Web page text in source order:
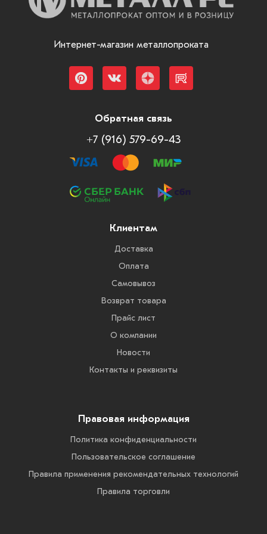
Товаров
горячекатаный
7
Интернет-магазин металлопроката
Обратная связь
+7 (916) 579-69-43
Клиентам
Доставка
Оплата
Самовывоз
Возврат товара
Прайс лист
О компании
Новости
Контакты и реквизиты
Правовая информация
Политика конфиденциальности
Пользовательское соглашение
Правила применения рекомендательных технологий
Правила торговли